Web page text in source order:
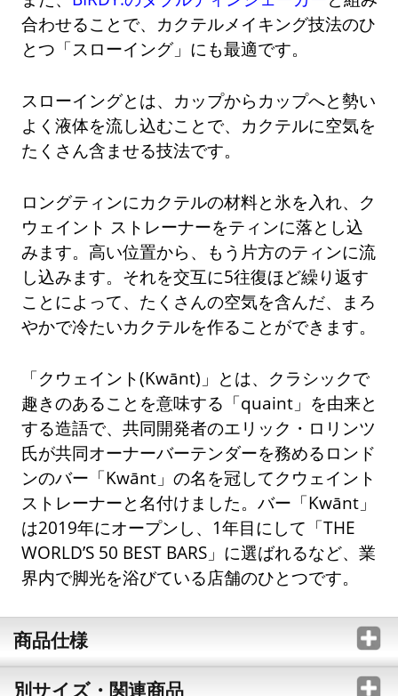
合わせることで、カクテルメイキング技法のひ
とつ「スローイング」にも最適です。
スローイングとは、カップからカップへと勢い
よく液体を流し込むことで、カクテルに空気を
たくさん含ませる技法です。
ロングティンにカクテルの材料と氷を入れ、ク
ウェイント ストレーナーをティンに落とし込
みます。高い位置から、もう片方のティンに流
し込みます。それを交互に5往復ほど繰り返す
ことによって、たくさんの空気を含んだ、まろ
やかで冷たいカクテルを作ることができます。
「クウェイント(Kwānt)」とは、クラシックで
趣きのあることを意味する「quaint」を由来と
する造語で、共同開発者のエリック・ロリンツ
氏が共同オーナーバーテンダーを務めるロンド
ンのバー「Kwānt」の名を冠してクウェイント
ストレーナーと名付けました。バー「Kwānt」
は2019年にオープンし、1年目にして「THE
WORLD’S 50 BEST BARS」に選ばれるなど、業
界内で脚光を浴びている店舗のひとつです。
商品仕様
別サイズ・関連商品